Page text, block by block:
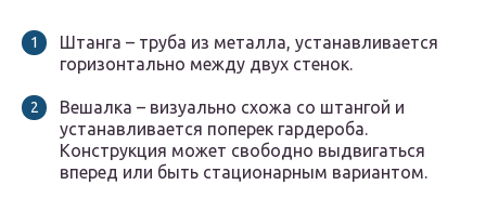
Штанга – труба из металла, устанавливается
горизонтально между двух стенок.
Вешалка – визуально схожа со штангой и
устанавливается поперек гардероба.
Конструкция может свободно выдвигаться
вперед или быть стационарным вариантом.